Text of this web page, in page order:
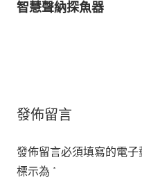
智慧聲納探魚器
發佈留言
發佈留言必須填寫的電子
標示為 *